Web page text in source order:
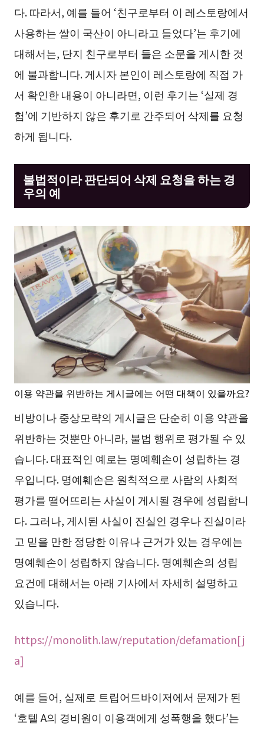
다. 따라서, 예를 들어 ‘친구로부터 이 레스토랑에서
사용하는 쌀이 국산이 아니라고 들었다’는 후기에
대해서는, 단지 친구로부터 들은 소문을 게시한 것
에 불과합니다. 게시자 본인이 레스토랑에 직접 가
서 확인한 내용이 아니라면, 이런 후기는 ‘실제 경
험’에 기반하지 않은 후기로 간주되어 삭제를 요청
하게 됩니다.
불법적이라 판단되어 삭제 요청을 하는 경
우의 예
이용 약관을 위반하는 게시글에는 어떤 대책이 있을까요?
비방이나 중상모략의 게시글은 단순히 이용 약관을
위반하는 것뿐만 아니라, 불법 행위로 평가될 수 있
습니다. 대표적인 예로는 명예훼손이 성립하는 경
우입니다. 명예훼손은 원칙적으로 사람의 사회적
평가를 떨어뜨리는 사실이 게시될 경우에 성립합니
다. 그러나, 게시된 사실이 진실인 경우나 진실이라
고 믿을 만한 정당한 이유나 근거가 있는 경우에는
명예훼손이 성립하지 않습니다. 명예훼손의 성립
요건에 대해서는 아래 기사에서 자세히 설명하고
있습니다.
https://monolith.law/reputation/defamation[j
a]
예를 들어, 실제로 트립어드바이저에서 문제가 된
‘호텔 A의 경비원이 이용객에게 성폭행을 했다’는